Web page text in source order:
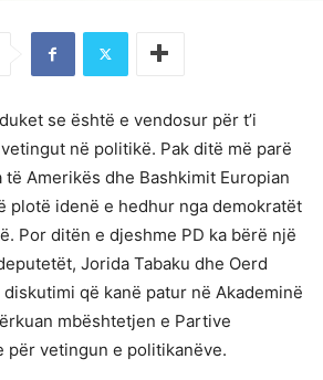
se është e vendosur për t’i
në politikë. Pak ditë më parë
të Amerikës dhe Bashkimit Europian
plotë idenë e hedhur nga demokratët
Por ditën e djeshme PD ka bërë një
Jorida Tabaku dhe Oerd
që kanë patur në Akademinë
mbështetjen e Partive
për vetingun e politikanëve.